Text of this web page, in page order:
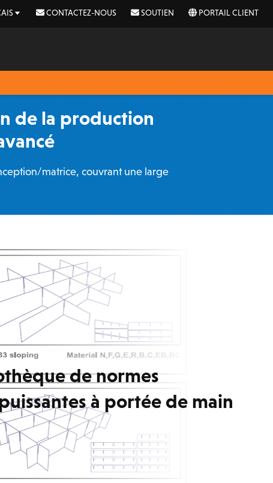
CONTACTEZ-NOUS SOUTIEN PORTAIL CLIENT
de la production
matrice, couvrant une large
de normes
à portée de main